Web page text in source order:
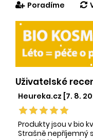
Poradíme
Uživatelské
Heureka.cz [7. 8.
Produkty jsou v bio
Strašně nepříjemný